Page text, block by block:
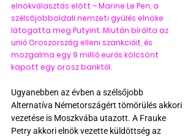
elnökválasztás előtt – Marine Le Pen, a
szélsőjobboldali nemzeti gyűlés elnöke
látogatta meg Putyint. Miután bírálta az
unió Oroszország elleni szankcióit, és
mozgalma egy 9 millió eurós kölcsönt
kapott egy orosz banktól.
Ugyanebben az évben a szélsőjobb
Alternatíva Németországért tömörülés akkori
vezetése is Moszkvába utazott. A Frauke
Petry akkori elnök vezette küldöttség az